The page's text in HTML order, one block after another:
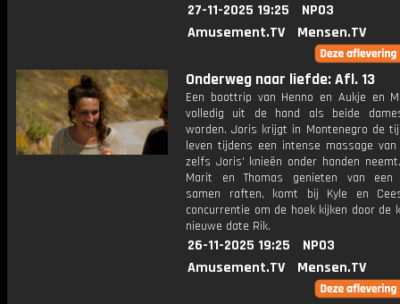
27-11-2025 19:25
NPO3
Amusement.TV
Mensen.TV
Onderweg naar liefde: Afl. 13
Een boottrip van Henno en Aukje en
volledig uit de hand als beide
worden. Joris krijgt in Montenegro de
leven tijdens een intense massage van
zelfs Joris' knieën onder handen
Marit en Thomas genieten van een
samen raften, komt bij Kyle en
concurrentie om de hoek kijken door de
nieuwe date Rik.
26-11-2025 19:25
NPO3
Amusement.TV
Mensen.TV